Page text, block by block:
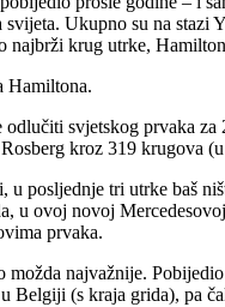
Ukupno su na
krug utrke,
Hamiltona.
svjetskog prvaka
kroz 319 krugova
posljednje tri utrke baš
u ovoj novoj
prvaka.
najvažnije.
(s kraja grida), pa